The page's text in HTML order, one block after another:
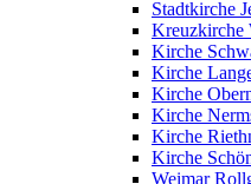
Stadtkirche
Kreuzkirche
Kirche
Kirche
Kirche
Kirche
Kirche
Kirche
Weimar